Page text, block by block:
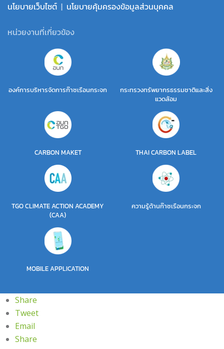
นโยบายเว็บไซต์ | นโยบายคุ้มครองข้อมูลส่วนบุคคล
หน่วยงานที่เกี่ยวข้อง
องค์การบริหารจัดการก๊าซเรือนกระจก
กระทรวงทรัพยากรธรรมชาติและสิ่ง
แวดล้อม
CARBON MAKET THAI CARBON LABEL
TGO CLIMATE ACTION ACADEMY
(CAA)
ความรู้ด้านก๊าซเรือนกระจก
MOBILE APPLICATION
Share
Tweet
Email
Share